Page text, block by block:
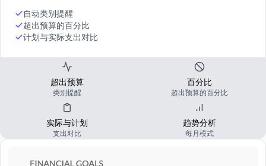
自动类别提醒
超出预算的百分比
计划与实际支出对比
超出预算
类别提醒
百分比
超出预算的百分比
实际与计划
支出对比
趋势分析
每月模式